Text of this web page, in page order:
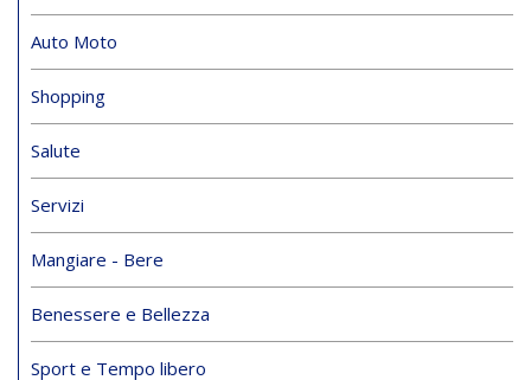
Auto Moto
Shopping
Salute
Servizi
Mangiare - Bere
Benessere e Bellezza
Sport e Tempo libero